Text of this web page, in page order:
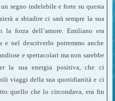
segno indelebile e forte su questa
a sbiadire ci sarà sempre la sua
la forza dell’amore. Emiliano era
e nel descriverlo potremmo anche
e spettacolari ma non sarebbe
la sua energia positiva, che ci
viaggi della sua quotidianità e ci
quello che lo circondava, era fin